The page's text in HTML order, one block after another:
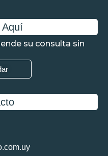
Aquí
su consulta sin